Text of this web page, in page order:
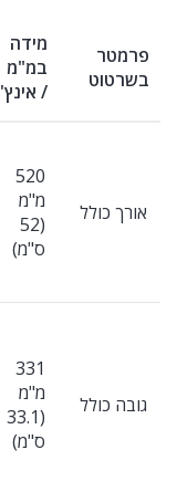
פרמטר
בשרטוט
מידה
במ"מ
/ אינץ'
אורך כולל
520
מ"מ
(52
ס"מ)
גובה כולל
331
מ"מ
(33.1
ס"מ)